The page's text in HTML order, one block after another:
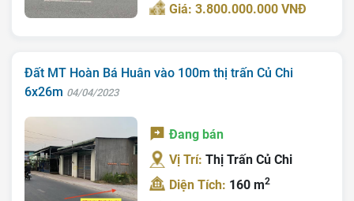
Giá: 3.800.000.000 VNĐ
Đất MT Hoàn Bá Huân vào 100m thị trấn Củ Chi
6x26m 04/04/2023
Đang bán
Vị Trí:Thị Trấn Củ Chi
Diện Tích: 160 m2